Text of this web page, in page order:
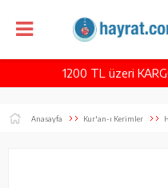
1200 TL üzeri
Anasayfa Kur'an-ı Kerimler